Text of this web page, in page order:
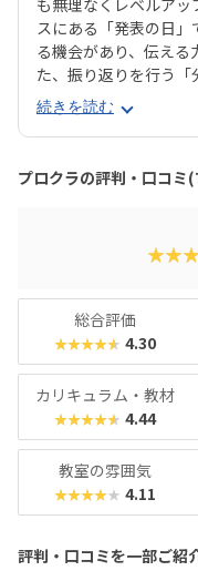
も無理なくレベルア
スにある「発表の日
る機会があり、伝える
た、振り返りを行う
かった点をどう改善す
です。さらに、講師は
グ型指導を採用。自
600以上の教室で展開
無料体験も実施中。遊
続きを読む
プロクラの評判・口コミ
総合評価
★★★★★ 4.30
カリキュラム・教材
★★★★★ 4.44
教室の雰囲気
★★★★★ 4.11
評判・口コミを一部ご紹